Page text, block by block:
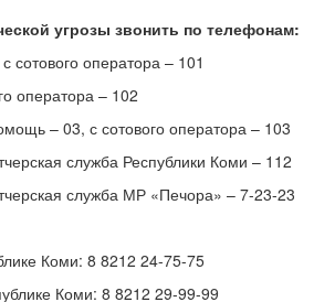
угрозы звонить по телефонам:
сотового оператора – 101
оператора – 102
– 03, с сотового оператора – 103
служба Республики Коми – 112
служба МР «Печора» – 7-23-23
Коми: 8 8212 24-75-75
Коми: 8 8212 29-99-99